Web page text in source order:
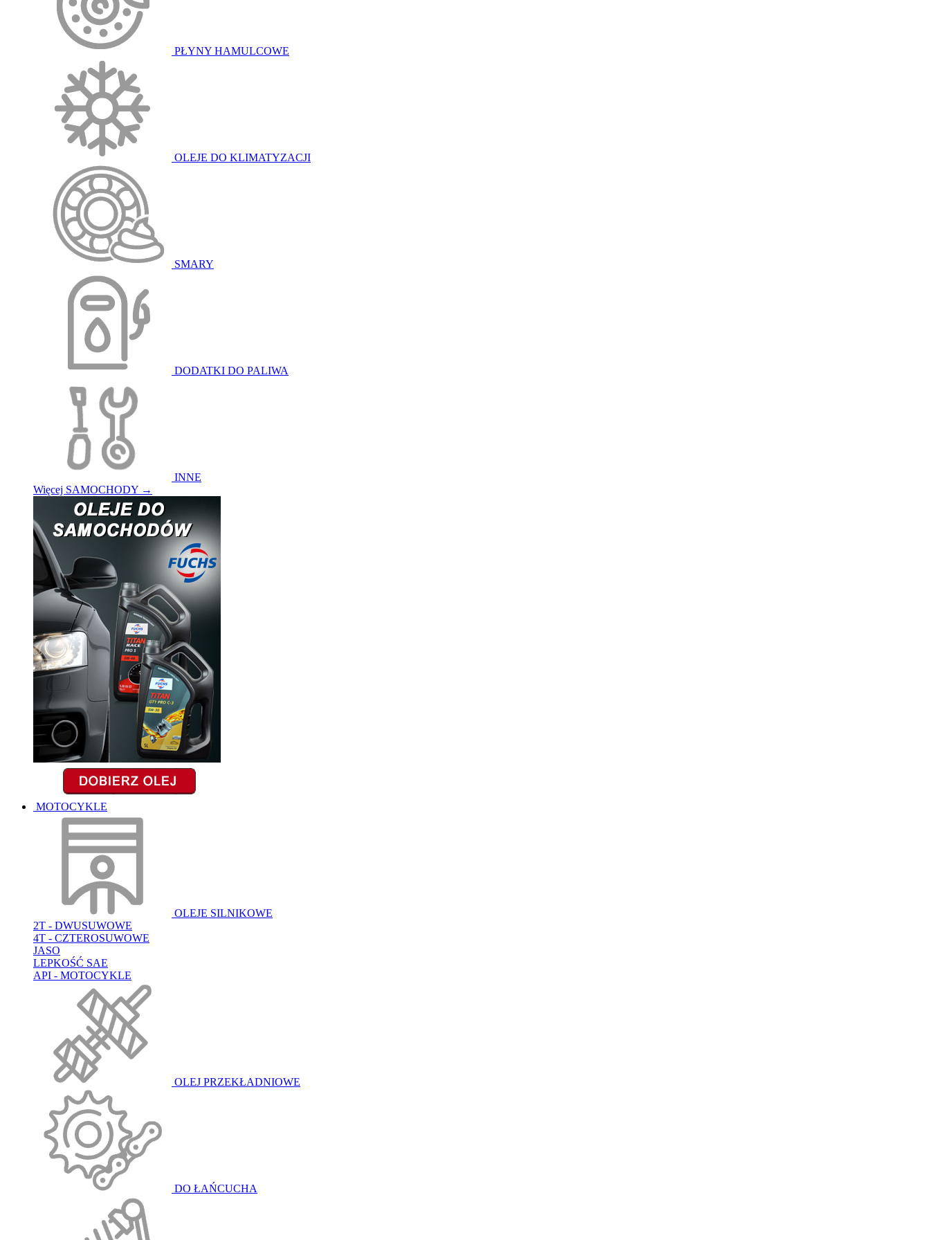
PŁYNY HAMULCOWE
OLEJE DO KLIMATYZACJI
SMARY
DODATKI DO PALIWA
INNE
Więcej SAMOCHODY →
MOTOCYKLE
OLEJE SILNIKOWE
2T - DWUSUWOWE
4T - CZTEROSUWOWE
JASO
LEPKOŚĆ SAE
API - MOTOCYKLE
OLEJ PRZEKŁADNIOWE
DO ŁAŃCUCHA